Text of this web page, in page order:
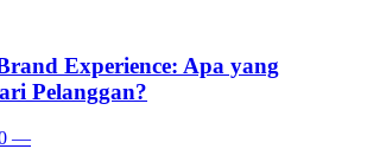
Experience: Apa yang
Pelanggan?
—